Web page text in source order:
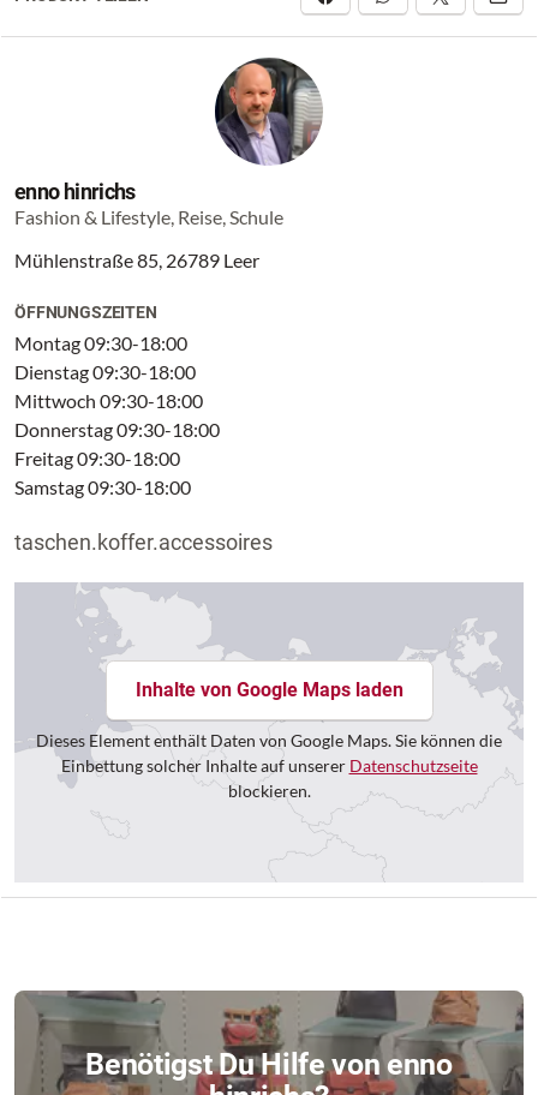
enno hinrichs
Fashion & Lifestyle, Reise, Schule
Mühlenstraße 85, 26789 Leer
ÖFFNUNGSZEITEN
Montag 09:30-18:00
Dienstag 09:30-18:00
Mittwoch 09:30-18:00
Donnerstag 09:30-18:00
Freitag 09:30-18:00
Samstag 09:30-18:00
taschen.koffer.accessoires
Inhalte von Google Maps laden
Dieses Element enthält Daten von Google Maps. Sie können die
Einbettung solcher Inhalte auf unserer Datenschutzseite
blockieren.
Benötigst Du Hilfe von enno